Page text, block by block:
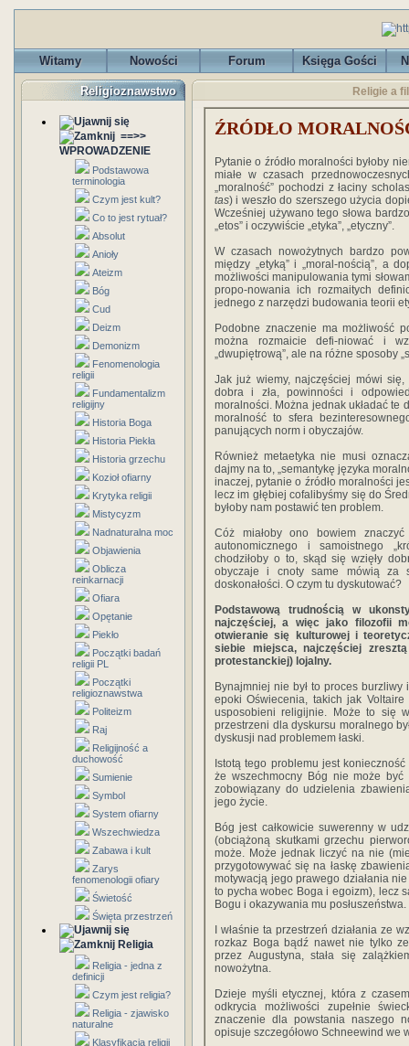
Witamy Nowości Forum Księga Gości
Religioznawstwo
==>>
WPROWADZENIE
Podstawowa
terminologia
Czym jest kult?
Co to jest rytuał?
Absolut
Anioły
Ateizm
Bóg
Cud
Deizm
Demonizm
Fenomenologia
religii
Fundamentalizm
religijny
Historia Boga
Historia Piekła
Historia grzechu
Kozioł ofiarny
Krytyka religii
Mistycyzm
Nadnaturalna moc
Objawienia
Oblicza
reinkarnacji
Ofiara
Opętanie
Piekło
Początki badań
religii PL
Początki
religioznawstwa
Politeizm
Raj
Religijność a
duchowość
Sumienie
Symbol
System ofiarny
Wszechwiedza
Zabawa i kult
Zarys
fenomenologii ofiary
Świetość
Święta przestrzeń
Religia
Religia - jedna z
definicji
Czym jest religia?
Religia - zjawisko
naturalne
Klasyfikacja religii
Religie a
ŹRÓDŁO
Pytanie o źródło moralności byłoby
miałe w czasach
„moralność” pochodzi z łaciny
tas) i weszło do szerszego użycia
Wcześniej używano tego słowa
„etos” i oczywiście „etyka”, „etyczny”.
W czasach nowożytnych bardzo
między „etyką” i „moral-nością”, a
możliwości manipulowania tymi
propo-nowania ich rozmaitych
jednego z narzędzi budowania teorii
Podobne znaczenie ma możliwość
można rozmaicie defi-niować i
„dwupiętrową”, ale na różne sposoby
Jak już wiemy, najczęściej mówi
dobra i zła, powinności i
moralności. Można jednak układać te
moralność to sfera
panujących norm i obyczajów.
Również metaetyka nie musi
dajmy na to, „semantykę języka
inaczej, pytanie o źródło moralności
lecz im głębiej cofalibyśmy się do
byłoby nam postawić ten problem.
Cóż miałoby ono bowiem
autonomicznego i samoistnego
chodziłoby o to, skąd się wzięły
obyczaje i cnoty same mówią za
doskonałości. O czym tu dyskutować?
Podstawową trudnością w
najczęściej, a więc jako filozofii
otwieranie się kulturowej i
siebie miejsca, najczęściej
protestanckiej) lojalny.
Bynajmniej nie był to proces
epoki Oświecenia, takich jak
usposobieni religijnie. Może to się
przestrzeni dla dyskursu moralnego
dyskusji nad problemem łaski.
Istotą tego problemu jest
że wszechmocny Bóg nie może
zobowiązany do udzielenia
jego życie.
Bóg jest całkowicie suwerenny w
(obciążoną skutkami grzechu
może. Może jednak liczyć na nie
przygotowywać się na łaskę
motywacją jego prawego działania
to pycha wobec Boga i egoizm), lecz
Bogu i okazywania mu posłuszeństwa.
I właśnie ta przestrzeń działania ze
rozkaz Boga bądź nawet nie tylko
przez Augustyna, stała się
nowożytna.
Dzieje myśli etycznej, która z
odkrycia możliwości zupełnie
znaczenie dla powstania naszego
opisuje szczegółowo Schneewind we